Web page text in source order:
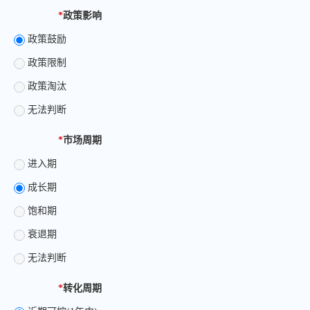
*政策影响
政策鼓励
政策限制
政策淘汰
无法判断
*市场周期
进入期
成长期
饱和期
衰退期
无法判断
*转化周期